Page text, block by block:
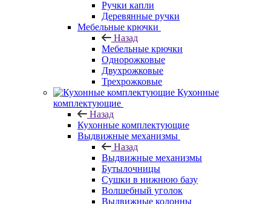
Ручки капли
Деревянные ручки
Мебельные крючки
Назад
Мебельные крючки
Однорожковые
Двухрожковые
Трехрожковые
Кухонные
комплектующие
Назад
Кухонные комплектующие
Выдвижные механизмы
Назад
Выдвижные механизмы
Бутылочницы
Сушки в нижнюю базу
Волшебный уголок
Выдвижные колонны